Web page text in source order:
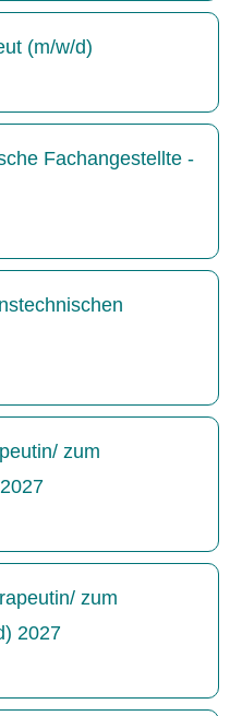
(m/w/d)
Fachangestellte -
zum
zum
2027